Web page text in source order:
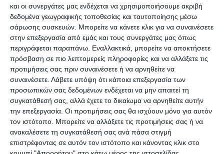
και οι συνεργάτες μας ενδέχεται να χρησιμοποιήσουμε ακριβή
δεδομένα γεωγραφικής τοποθεσίας και ταυτοποίησης μέσω
σάρωσης συσκευών. Μπορείτε να κάνετε κλικ για να συναινέσετε
στην επεξεργασία από εμάς και τους συνεργάτες μας όπως
περιγράφεται παραπάνω. Εναλλακτικά, μπορείτε να αποκτήσετε
πρόσβαση σε πιο λεπτομερείς πληροφορίες και να αλλάξετε τις
προτιμήσεις σας πριν συναινέσετε ή να αρνηθείτε να
συναινέσετε. Λάβετε υπόψη ότι κάποια επεξεργασία των
προσωπικών σας δεδομένων ενδέχεται να μην απαιτεί τη
συγκατάθεσή σας, αλλά έχετε το δικαίωμα να αρνηθείτε αυτήν
την επεξεργασία. Οι προτιμήσεις σας θα ισχύουν μόνο για αυτόν
τον ιστότοπο. Μπορείτε να αλλάξετε τις προτιμήσεις σας ή να
ανακαλέσετε τη συγκατάθεσή σας ανά πάσα στιγμή
επιστρέφοντας σε αυτόν τον ιστότοπο και κάνοντας κλικ στο
των 3.056.290 ευρώ.
Η ΑΝΑΚΟΙΝΩΣΗ ΤΟΥ ΠΡΩΗΝ
ΠΕΡΙΦΕΡΕΙΑΡΧΗ
Στην ανακοίνωση που εξέδωσε η
παράταξη, μεταξύ άλλων
αναφέρεται: